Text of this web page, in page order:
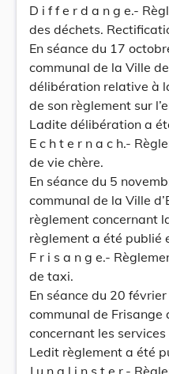
D i f f e r d a n g e.-
des déchets.
En séance du 17
communal de la Ville
délibération relative à
de son règlement sur
Ladite délibération a
E c h t e r n a c h.-
de vie chère.
En séance du 5
communal de la Ville
règlement concernant
règlement a été publié
F r i s a n g e.-
de taxi.
En séance du 20
communal de Frisange
concernant les
Ledit règlement a été
J u n g l i n s t e r.-